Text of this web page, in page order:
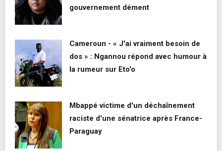
gouvernement dément
Cameroun - « J'ai vraiment besoin de
dos » : Ngannou répond avec humour à
la rumeur sur Eto'o
Mbappé victime d'un déchaînement
raciste d'une sénatrice après France-
Paraguay